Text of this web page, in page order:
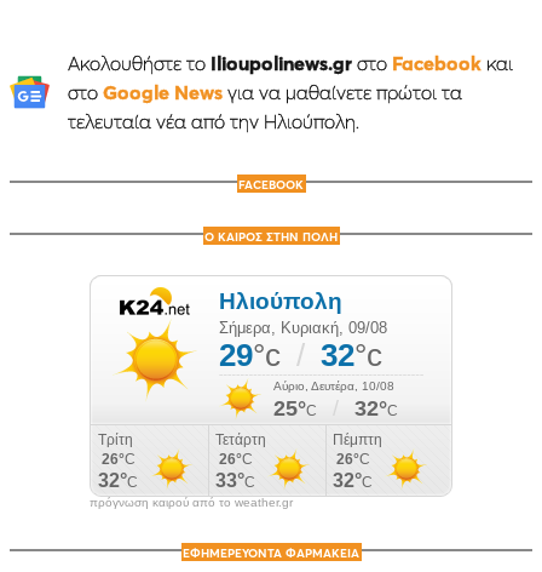
Ακολουθήστε το Ilioupolinews.grστο Facebookκαι
στο Google Newsγια να μαθαίνετε πρώτοι τα
τελευταία νέα από την Ηλιούπολη.
FACEBOOK
Ο ΚΑΙΡΟΣ ΣΤΗΝ ΠΟΛΗ
πρόγνωση καιρού από το weather.gr
ΕΦΗΜΕΡΕΥΟΝΤΑ ΦΑΡΜΑΚΕΙΑ